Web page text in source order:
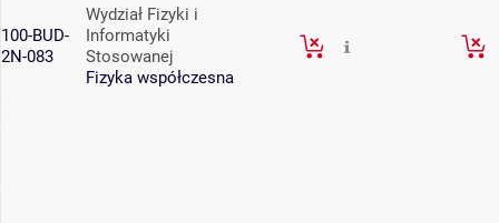
100-BUD-
2N-083
Wydział Fizyki i
Informatyki
Stosowanej
Fizyka współczesna